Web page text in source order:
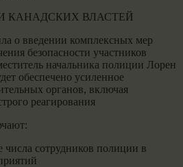
КАНАДСКИХ ВЛАСТЕЙ
о введении комплексных мер
безопасности участников
начальника полиции Лорен
обеспечено усиленное
органов, включая
реагирования
числа сотрудников полиции в